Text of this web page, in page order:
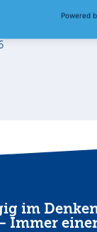
im
Immer
Powered